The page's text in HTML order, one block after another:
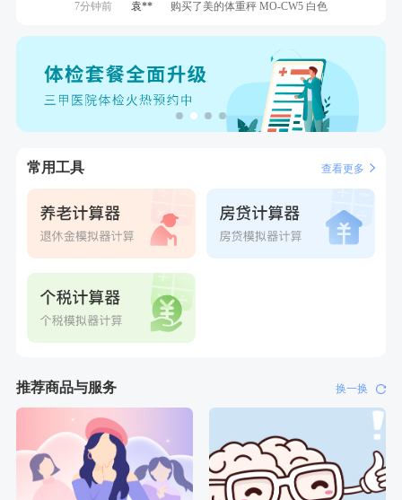
7分钟前
袁**
购买了美的体重秤 MO-CW5 白色
成功预约了标准体检套餐（男）
常用工具 查看更多
推荐商品与服务 换一换